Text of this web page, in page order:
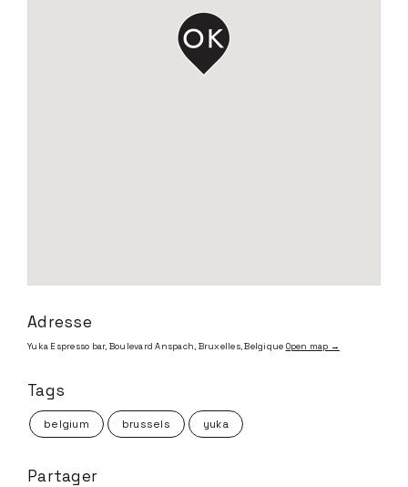
Adresse
Yuka Espresso bar, Boulevard Anspach, Bruxelles, Belgique Open map →
Tags
belgium brussels yuka
Partager